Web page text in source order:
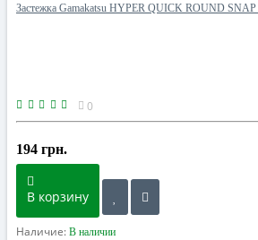
Застежка Gamakatsu HYPER QUICK ROUND
0
194 грн.
В корзину
Наличие: В наличии